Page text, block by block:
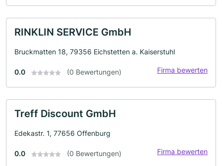
RINKLIN SERVICE GmbH
Bruckmatten 18, 79356 Eichstetten a. Kaiserstuhl
0.0 (0 Bewertungen) Firma bewerten
Treff Discount GmbH
Edekastr. 1, 77656 Offenburg
0.0 (0 Bewertungen) Firma bewerten